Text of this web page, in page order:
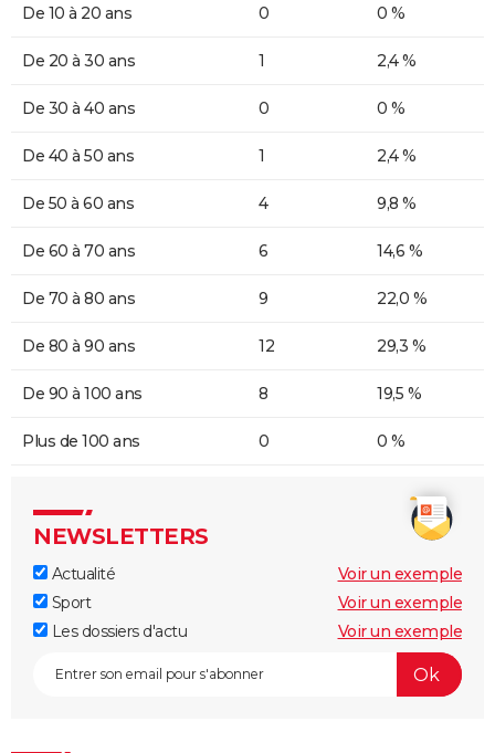
De 10 à 20 ans 0 0 %
De 20 à 30 ans 1 2,4 %
De 30 à 40 ans 0 0 %
De 40 à 50 ans 1 2,4 %
De 50 à 60 ans 4 9,8 %
De 60 à 70 ans 6 14,6 %
De 70 à 80 ans 9 22,0 %
De 80 à 90 ans 12 29,3 %
De 90 à 100 ans 8 19,5 %
Plus de 100 ans 0 0 %
NEWSLETTERS
Actualité
Voir un exemple
Sport
Voir un exemple
Les dossiers d'actu
Voir un exemple